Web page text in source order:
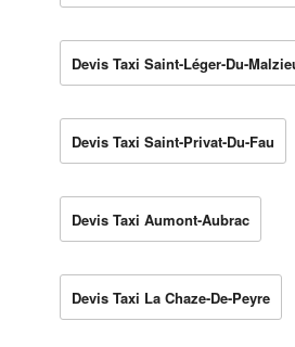
Devis Taxi Saint-Léger-Du-
Devis Taxi Saint-Privat-Du-Fau
Devis Taxi Aumont-Aubrac
Devis Taxi La Chaze-De-Peyre